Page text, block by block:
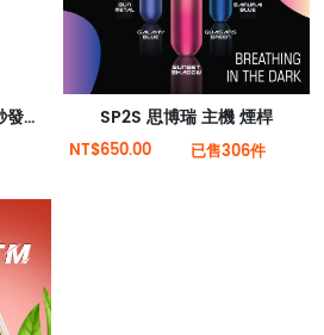
【Sp2s 煙彈】薹灣現貨秒發貨（三顆裝） | 兼容Relx、sp2s、Candy等一代主機 SP2S 思博瑞 主機 煙桿
NT$650.00 已售306件